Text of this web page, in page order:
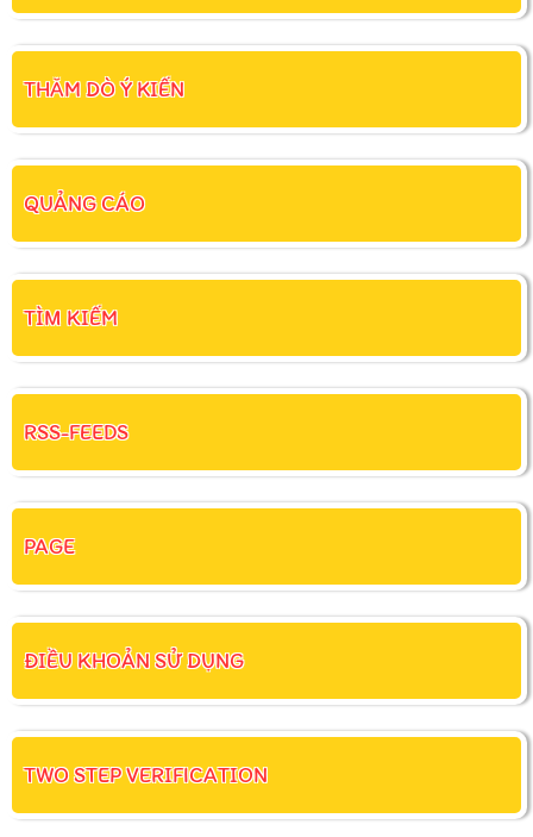
THĂM DÒ Ý KIẾN
QUẢNG CÁO
TÌM KIẾM
RSS-FEEDS
PAGE
ĐIỀU KHOẢN SỬ DỤNG
TWO STEP VERIFICATION